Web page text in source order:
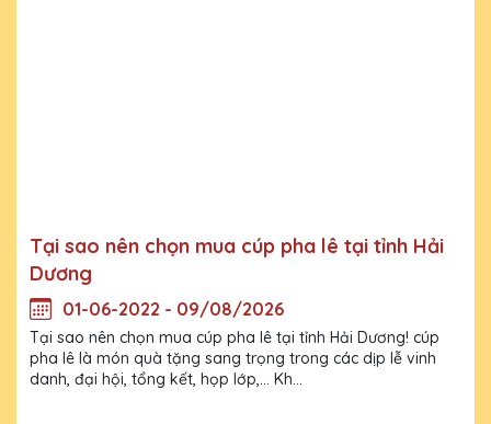
Tại sao nên chọn mua cúp pha lê tại tỉnh Hải
Dương
01-06-2022 - 09/08/2026
Tại sao nên chọn mua cúp pha lê tại tỉnh Hải Dương! cúp
pha lê là món quà tặng sang trọng trong các dịp lễ vinh
danh, đại hội, tổng kết, họp lớp,... Kh...